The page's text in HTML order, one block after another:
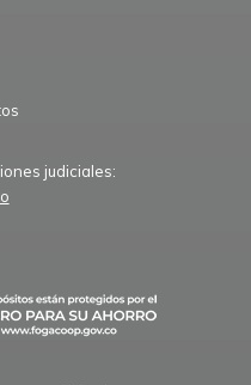
judiciales: